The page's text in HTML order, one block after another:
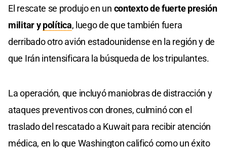
El rescate se produjo en un contexto de fuerte presión
militar ypolítica, luego de que también fuera
derribado otro avión estadounidense en la región y de
que Irán intensificara la búsqueda de los tripulantes.
La operación, que incluyó maniobras de distracción y
ataques preventivos con drones, culminó con el
traslado del rescatado a Kuwait para recibir atención
médica, en lo que Washington calificó como un éxito